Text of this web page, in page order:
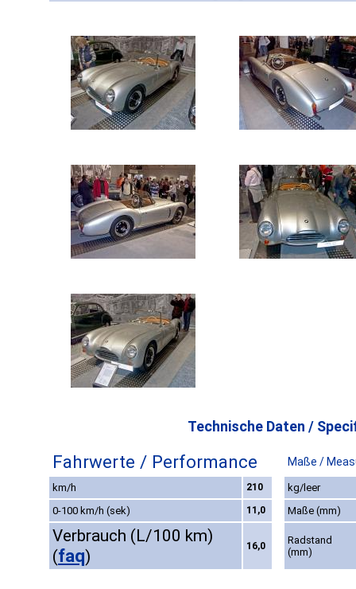
Technische Daten /
Fahrwerte / Performance Maße /
km/h 210
kg/leer
0-100 km/h (sek)
11,0 Maße (mm)
Verbrauch (L/100 km)
(faq)
16,0
Radstand
(mm)